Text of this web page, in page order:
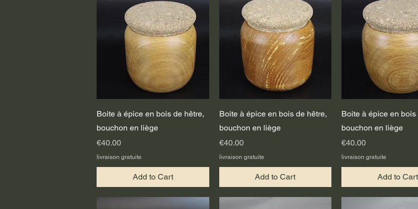
Quick View
Boite à épice en bois de hêtre,
bouchon en liège
Price
€40.00
livraison gratuite
Add to Cart
Quick View
Boite à épice en bois de hêtre,
bouchon en liège
Price
€40.00
livraison gratuite
Add to Cart
Quick View
Boite à épice en bois
bouchon en liège
Price
€40.00
livraison gratuite
Add to Cart